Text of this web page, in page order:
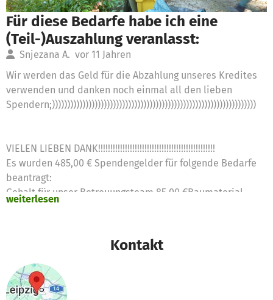
Für diese Bedarfe habe ich eine
(Teil-)Auszahlung veranlasst:
Snjezana A. vor 11 Jahren
Wir werden das Geld für die Abzahlung unseres Kredites
verwenden und danken noch einmal all den lieben
Spendern;)))))))))))))))))))))))))))))))))))))))))))))))))))))))))))))))))))
VIELEN LIEBEN DANK!!!!!!!!!!!!!!!!!!!!!!!!!!!!!!!!!!!!!!!!!!!!!!!!
Es wurden 485,00 € Spendengelder für folgende Bedarfe
beantragt:
Gehalt für unser Betreuungsteam 85,00 €Baumaterial
weiterlesen
Kontakt